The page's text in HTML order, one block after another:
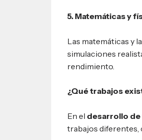
5. Matemáticas y
Las matemáticas y
simulaciones
rendimiento.
¿Qué trabajos
En el desarrollo
trabajos diferentes,